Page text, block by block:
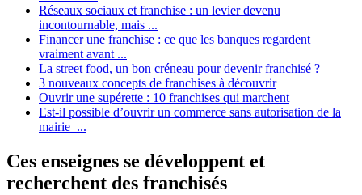
Réseaux sociaux et franchise : un levier devenu
incontournable, mais ...
Financer une franchise : ce que les banques regardent
vraiment avant ...
La street food, un bon créneau pour devenir franchisé ?
3 nouveaux concepts de franchises à découvrir
Ouvrir une supérette : 10 franchises qui marchent
Est-il possible d’ouvrir un commerce sans autorisation de la
mairie ...
Ces enseignes se développent et
recherchent des franchisés